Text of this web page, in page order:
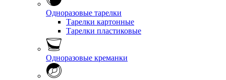
Одноразовые тарелки
Тарелки картонные
Тарелки пластиковые
Одноразовые креманки